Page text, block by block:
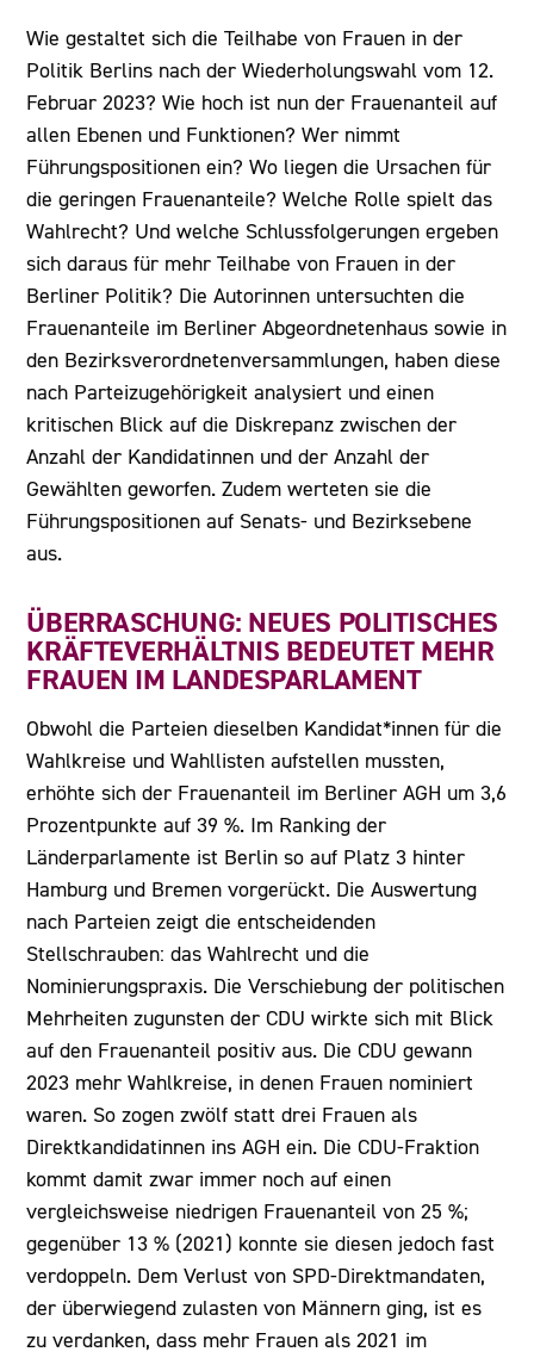
Wie gestaltet sich die Teilhabe von Frauen in der
Politik Berlins nach der Wiederholungswahl vom 12.
Februar 2023? Wie hoch ist nun der Frauenanteil auf
allen Ebenen und Funktionen? Wer nimmt
Führungspositionen ein? Wo liegen die Ursachen für
die geringen Frauenanteile? Welche Rolle spielt das
Wahlrecht? Und welche Schlussfolgerungen ergeben
sich daraus für mehr Teilhabe von Frauen in der
Berliner Politik? Die Autorinnen untersuchten die
Frauenanteile im Berliner Abgeordnetenhaus sowie in
den Bezirksverordnetenversammlungen, haben diese
nach Parteizugehörigkeit analysiert und einen
kritischen Blick auf die Diskrepanz zwischen der
Anzahl der Kandidatinnen und der Anzahl der
Gewählten geworfen. Zudem werteten sie die
Führungspositionen auf Senats- und Bezirksebene
aus.
ÜBERRASCHUNG: NEUES POLITISCHES
KRÄFTEVERHÄLTNIS BEDEUTET MEHR
FRAUEN IM LANDESPARLAMENT
Obwohl die Parteien dieselben Kandidat*innen für die
Wahlkreise und Wahllisten aufstellen mussten,
erhöhte sich der Frauenanteil im Berliner AGH um 3,6
Prozentpunkte auf 39 %. Im Ranking der
Länderparlamente ist Berlin so auf Platz 3 hinter
Hamburg und Bremen vorgerückt. Die Auswertung
nach Parteien zeigt die entscheidenden
Stellschrauben: das Wahlrecht und die
Nominierungspraxis. Die Verschiebung der politischen
Mehrheiten zugunsten der CDU wirkte sich mit Blick
auf den Frauenanteil positiv aus. Die CDU gewann
2023 mehr Wahlkreise, in denen Frauen nominiert
waren. So zogen zwölf statt drei Frauen als
Direktkandidatinnen ins AGH ein. Die CDU-Fraktion
kommt damit zwar immer noch auf einen
vergleichsweise niedrigen Frauenanteil von 25 %;
gegenüber 13 % (2021) konnte sie diesen jedoch fast
verdoppeln. Dem Verlust von SPD-Direktmandaten,
der überwiegend zulasten von Männern ging, ist es
zu verdanken, dass mehr Frauen als 2021 im